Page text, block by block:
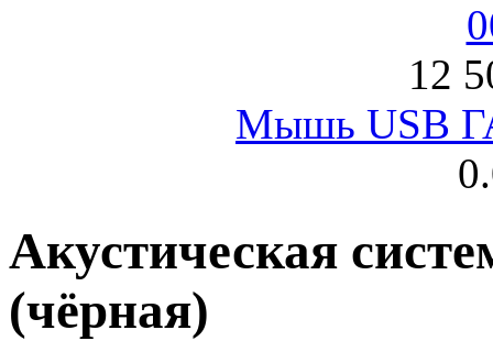
12
Мышь USB
Акустическая
(чёрная)